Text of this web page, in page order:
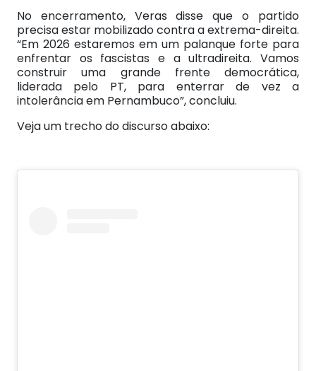
No encerramento, Veras disse que o partido
precisa estar mobilizado contra a extrema-direita.
“Em 2026 estaremos em um palanque forte para
enfrentar os fascistas e a ultradireita. Vamos
construir uma grande frente democrática,
liderada pelo PT, para enterrar de vez a
intolerância em Pernambuco”, concluiu.
Veja um trecho do discurso abaixo: